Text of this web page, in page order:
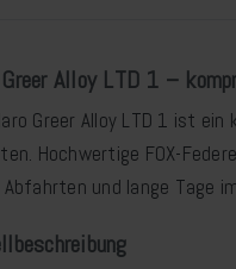
Alloy LTD 1 –
Greer Alloy LTD 1 ist
Hochwertige FOX-
und lange Tage